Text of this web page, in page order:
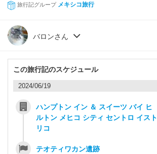
旅行記グループ メキシコ旅行
バロンさん
この旅行記のスケジュール
2024/06/19
ハンプトン イン ＆ スイーツ バイ ヒ
ルトン メヒコ シティ セントロ イスト
リコ
テオティワカン遺跡